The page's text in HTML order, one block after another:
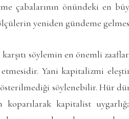
çabalarının önündeki en
yeniden gündeme
söylemin en önemli
Yani kapitalizmi
söylenebilir. Hür
koparılarak kapitalist